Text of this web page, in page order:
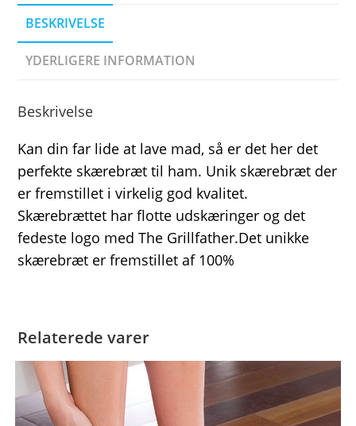
BESKRIVELSE
YDERLIGERE INFORMATION
Beskrivelse
Kan din far lide at lave mad, så er det her det
perfekte skærebræt til ham. Unik skærebræt der
er fremstillet i virkelig god kvalitet.
Skærebrættet har flotte udskæringer og det
fedeste logo med The Grillfather.Det unikke
skærebræt er fremstillet af 100%
Relaterede varer